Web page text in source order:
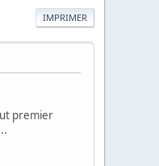
IMPRIMER
premier